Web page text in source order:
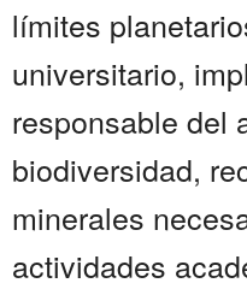
límites
universitario,
responsable del
biodiversidad,
minerales
actividades